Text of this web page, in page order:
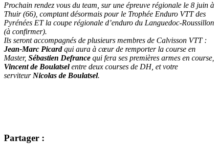
Prochain rendez vous du team, sur une épreuve régionale le 8 juin à
Thuir (66), comptant désormais pour le Trophée Enduro VTT des
Pyrénées ET la coupe régionale d’enduro du Languedoc-Roussillon
(à confirmer).
Ils seront accompagnés de plusieurs membres de Calvisson VTT :
Jean-Marc Picardqui aura à cœur de remporter la course en
Master, Sébastien Defrance qui fera ses premières armes en course,
Vincent de Boulatselentre deux courses de DH, et votre
serviteur Nicolas de Boulatsel.
Partager :